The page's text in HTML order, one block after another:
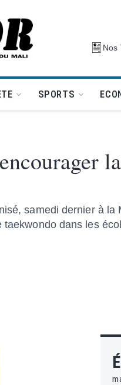
à la une Nos
SPORTS
la
samedi dernier à la
dans les